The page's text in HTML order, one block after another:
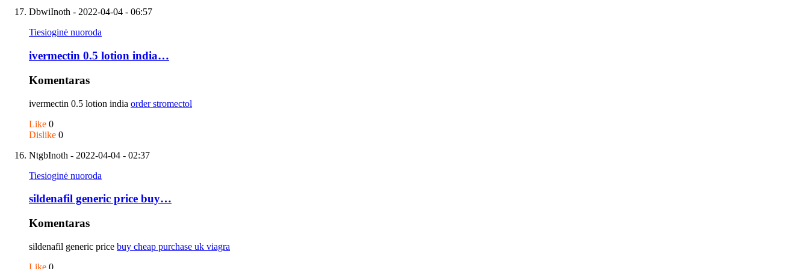
DbwiInoth - 2022-04-04 - 06:57
Tiesioginė nuoroda
ivermectin 0.5 lotion india…
Komentaras
ivermectin 0.5 lotion india order stromectol
Like 0
Dislike 0
NtgbInoth - 2022-04-04 - 02:37
Tiesioginė nuoroda
sildenafil generic price buy…
Komentaras
sildenafil generic price buy cheap purchase uk viagra
Like 0